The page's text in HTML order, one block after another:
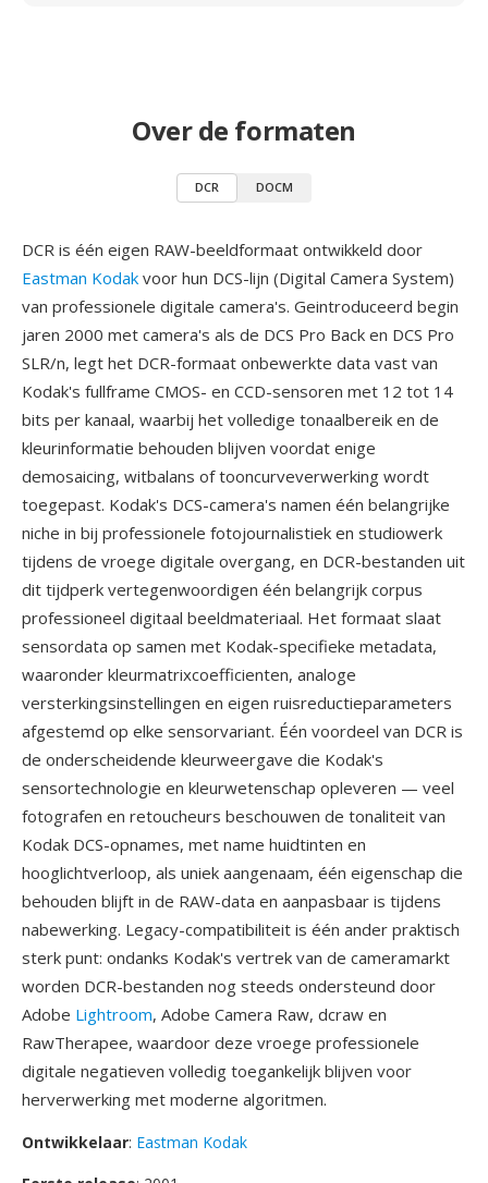
Over de formaten
DCR DOCM
DCR is één eigen RAW-beeldformaat ontwikkeld door
Eastman Kodak voor hun DCS-lijn (Digital Camera System)
van professionele digitale camera's. Geintroduceerd begin
jaren 2000 met camera's als de DCS Pro Back en DCS Pro
SLR/n, legt het DCR-formaat onbewerkte data vast van
Kodak's fullframe CMOS- en CCD-sensoren met 12 tot 14
bits per kanaal, waarbij het volledige tonaalbereik en de
kleurinformatie behouden blijven voordat enige
demosaicing, witbalans of tooncurveverwerking wordt
toegepast. Kodak's DCS-camera's namen één belangrijke
niche in bij professionele fotojournalistiek en studiowerk
tijdens de vroege digitale overgang, en DCR-bestanden uit
dit tijdperk vertegenwoordigen één belangrijk corpus
professioneel digitaal beeldmateriaal. Het formaat slaat
sensordata op samen met Kodak-specifieke metadata,
waaronder kleurmatrixcoefficienten, analoge
versterkingsinstellingen en eigen ruisreductieparameters
afgestemd op elke sensorvariant. Één voordeel van DCR is
de onderscheidende kleurweergave die Kodak's
sensortechnologie en kleurwetenschap opleveren — veel
fotografen en retoucheurs beschouwen de tonaliteit van
Kodak DCS-opnames, met name huidtinten en
hooglichtverloop, als uniek aangenaam, één eigenschap die
behouden blijft in de RAW-data en aanpasbaar is tijdens
nabewerking. Legacy-compatibiliteit is één ander praktisch
sterk punt: ondanks Kodak's vertrek van de cameramarkt
worden DCR-bestanden nog steeds ondersteund door
Adobe Lightroom, Adobe Camera Raw, dcraw en
RawTherapee, waardoor deze vroege professionele
digitale negatieven volledig toegankelijk blijven voor
herverwerking met moderne algoritmen.
Ontwikkelaar: Eastman Kodak